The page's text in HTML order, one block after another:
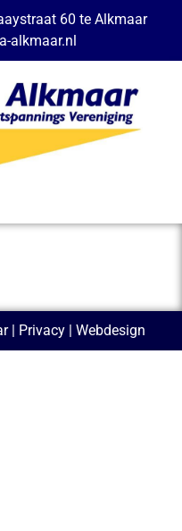
60 te Alkmaar
alkmaar.nl
| Privacy| Webdesign